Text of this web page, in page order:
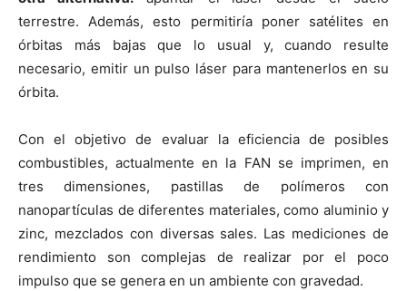
terrestre. Además, esto permitiría poner satélites en
órbitas más bajas que lo usual y, cuando resulte
necesario, emitir un pulso láser para mantenerlos en su
órbita.
Con el objetivo de evaluar la eficiencia de posibles
combustibles, actualmente en la FAN se imprimen, en
tres dimensiones, pastillas de polímeros con
nanopartículas de diferentes materiales, como aluminio y
zinc, mezclados con diversas sales. Las mediciones de
rendimiento son complejas de realizar por el poco
impulso que se genera en un ambiente con gravedad.